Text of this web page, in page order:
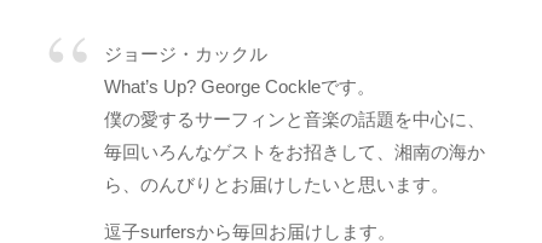
ジョージ・カックル
What’s Up? George Cockleです。
僕の愛するサーフィンと音楽の話題を中心に、
毎回いろんなゲストをお招きして、湘南の海か
ら、のんびりとお届けしたいと思います。
逗子surfersから毎回お届けします。